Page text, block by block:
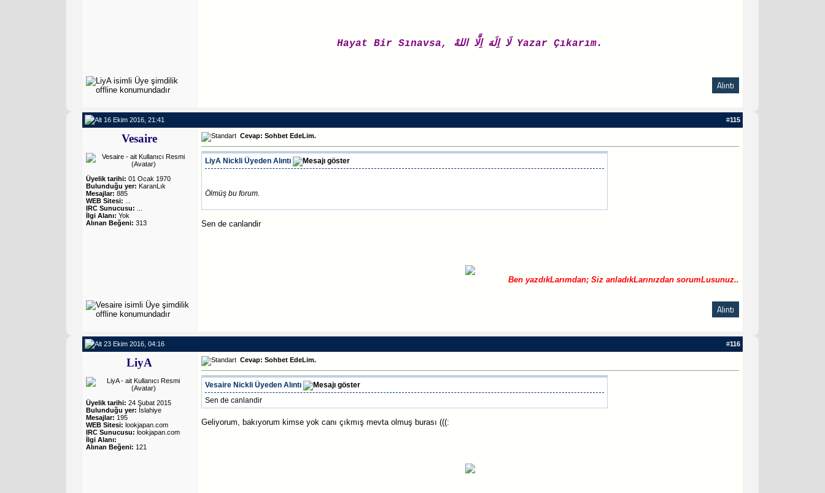
Hayat Bir Sınavsa, لَا اِلَهَ اِلَّا اللهْ Yazar Çıkarım.
Alıntı
16 Ekim 2016, 21:41 #115
Vesaire
Üyelik tarihi: 01 Ocak 1970
Bulunduğu yer: KaranLık
Mesajlar: 885
WEB Sitesi:
IRC Sunucusu:
İlgi Alanı: Yok
Alınan Beğeni: 313
Cevap: Sohbet EdeLim.
LiyA Nickli Üyeden Alıntı
Ölmüş bu forum.
Sen de canlandir
Ben yazdıkLarımdan; Siz anladıkLarınızdan sorumLusunuz..
Alıntı
23 Ekim 2016, 04:16 #116
LiyA
Üyelik tarihi: 24 Şubat 2015
Bulunduğu yer: İslahiye
Mesajlar: 195
WEB Sitesi: lookjapan.com
IRC Sunucusu: lookjapan.com
İlgi Alanı:
Alınan Beğeni: 121
Cevap: Sohbet EdeLim.
VesaireNickli Üyeden Alıntı
Sen de canlandir
Geliyorum, bakıyorum kimse yok canı çıkmış mevta olmuş burası (((: